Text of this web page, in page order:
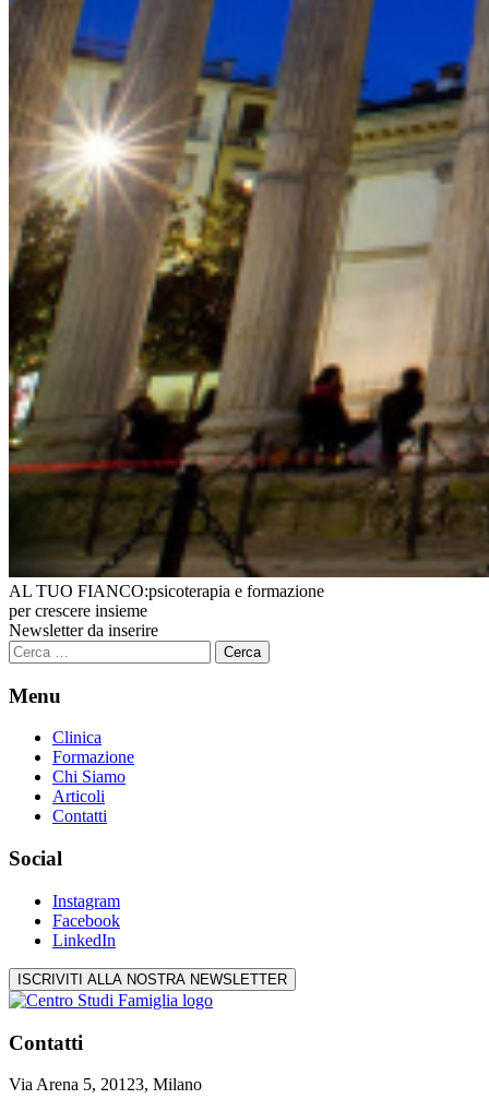
AL TUO FIANCO:psicoterapia e formazione
per crescere insieme
Newsletter da inserire
Ricerca
per:
Menu
Clinica
Formazione
Chi Siamo
Articoli
Contatti
Social
Instagram
Facebook
LinkedIn
ISCRIVITI ALLA NOSTRA NEWSLETTER
Contatti
Via Arena 5, 20123, Milano